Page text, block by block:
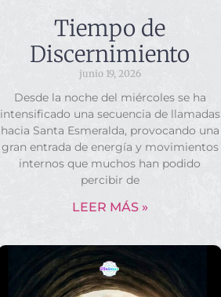
Tiempo de
Discernimiento
junio 19, 2026
Desde la noche del miércoles se ha
intensificado una secuencia de llamadas
hacia Santa Esmeralda, provocando una
gran entrada de energía y movimientos
internos que muchos han podido
percibir de
LEER MÁS »